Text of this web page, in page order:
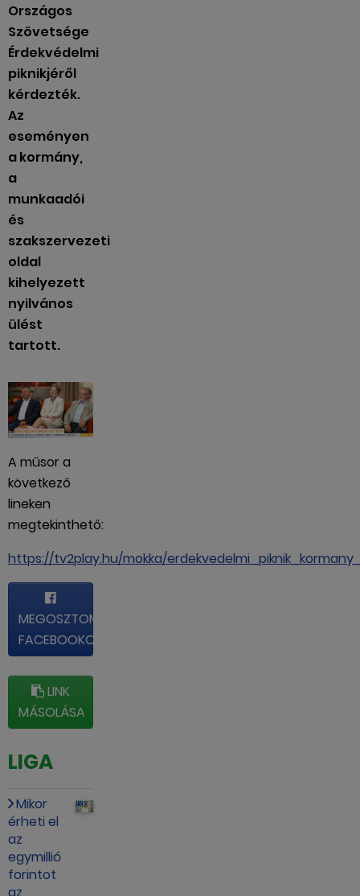
Országos
Szövetsége
Érdekvédelmi
piknikjéről
kérdezték.
Az
eseményen
a kormány,
a
munkaadói
és
szakszervezeti
oldal
kihelyezett
nyilvános
ülést
tartott.
A műsor a
következő
lineken
megtekinthető:
https://tv2play.hu/mokka/
MEGOSZTOM
FACEBOOKON
LINK
MÁSOLÁSA
LIGA
Mikor
érheti el
az
egymillió
forintot
az